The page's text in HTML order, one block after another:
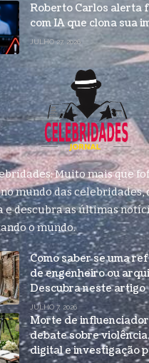
Roberto Carlos alerta
com IA que clona sua
JULHO 27, 2026
Muito mais que
mundo das celebridades,
e descubra as últimas
o mundo.
Como saber se uma
de engenheiro ou
Descubra neste artigo
JULHO 7, 2026
Morte de
debate sobre
digital e investigação